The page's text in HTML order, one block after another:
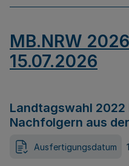
MB.NRW
15.07.2026
Landtagswahl
Nachfolgern aus
Ausfertigungsdatum